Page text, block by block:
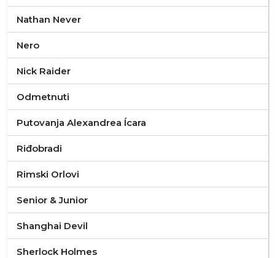
Nathan Never
Nero
Nick Raider
Odmetnuti
Putovanja Alexandrea Ícara
Riđobradi
Rimski Orlovi
Senior & Junior
Shanghai Devil
Sherlock Holmes